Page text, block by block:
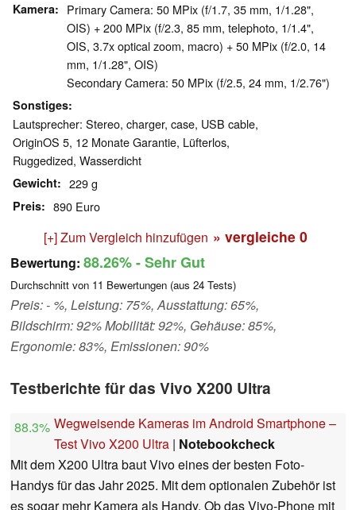
Kamera
Primary Camera: 50 MPix (f/1.7, 35 mm, 1/1.28",
OIS) + 200 MPix (f/2.3, 85 mm, telephoto, 1/1.4",
OIS, 3.7x optical zoom, macro) + 50 MPix (f/2.0, 14
mm, 1/1.28", OIS)
Secondary Camera: 50 MPix (f/2.5, 24 mm, 1/2.76")
Sonstiges
Lautsprecher: Stereo, charger, case, USB cable,
OriginOS 5, 12 Monate Garantie, Lüfterlos,
Ruggedized, Wasserdicht
Gewicht 229 g
Preis 890 Euro
[+] Zum Vergleich hinzufügen » vergleiche 0
Bewertung: 88.26%- Sehr Gut
Durchschnitt von 11 Bewertungen (aus 24 Tests)
Preis: - %, Leistung: 75%, Ausstattung: 65%,
Bildschirm: 92% Mobilität: 92%, Gehäuse: 85%,
Ergonomie: 83%, Emissionen: 90%
Testberichte für das Vivo X200 Ultra
88.3% Wegweisende Kameras im Android Smartphone –
Test Vivo X200 Ultra | Notebookcheck
Mit dem X200 Ultra baut Vivo eines der besten Foto-
Handys für das Jahr 2025. Mit dem optionalen Zubehör ist
es sogar mehr Kamera als Handy. Ob das Vivo-Phone mit